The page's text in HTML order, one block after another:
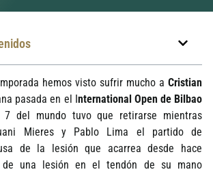
hemos visto sufrir mucho a Cristian
pasada en el International Open de Bilbao
del mundo tuvo que retirarse mientras
Mieres y Pablo Lima el partido de
de la lesión que acarrea desde hace
una lesión en el tendón de su mano